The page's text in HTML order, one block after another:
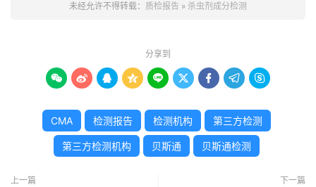
未经允许不得转载： 质检报告 » 杀虫剂成分检测
分享到
        
CMA 检测报告 检测机构 第三方检测
第三方检测机构 贝斯通 贝斯通检测
上一篇 下一篇